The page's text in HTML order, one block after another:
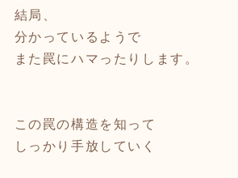
結局、
分かっているようで
また罠にハマったりします。
この罠の構造を知って
しっかり手放していく